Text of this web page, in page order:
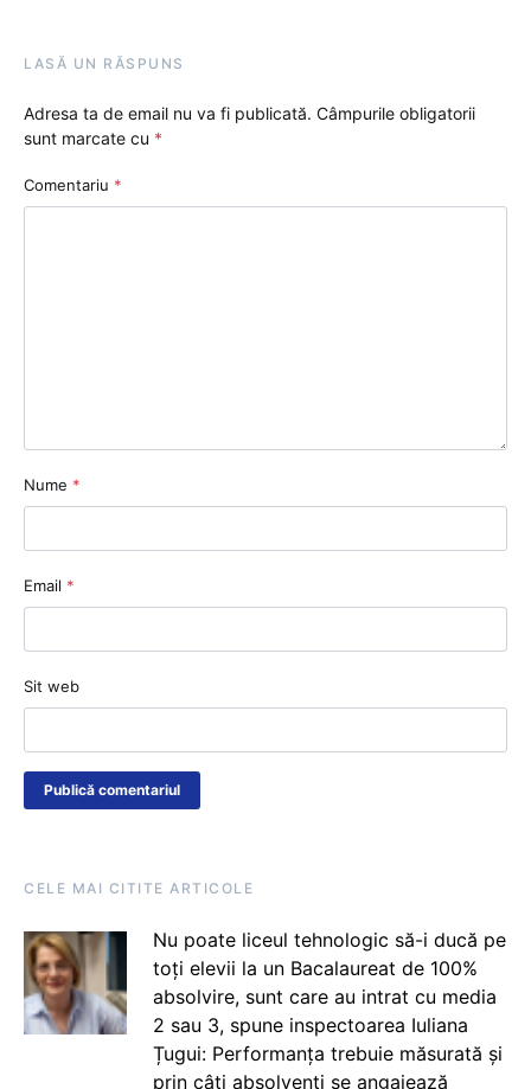
LASĂ UN RĂSPUNS
Adresa ta de email nu va fi publicată. Câmpurile obligatorii
sunt marcate cu *
Comentariu *
Nume *
Email *
Sit web
CELE MAI CITITE ARTICOLE
Nu poate liceul tehnologic să-i ducă pe
toți elevii la un Bacalaureat de 100%
absolvire, sunt care au intrat cu media
2 sau 3, spune inspectoarea Iuliana
Țugui: Performanța trebuie măsurată și
prin câți absolvenți se angajează